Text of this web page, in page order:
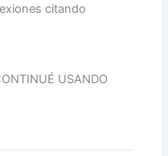
citando
USANDO